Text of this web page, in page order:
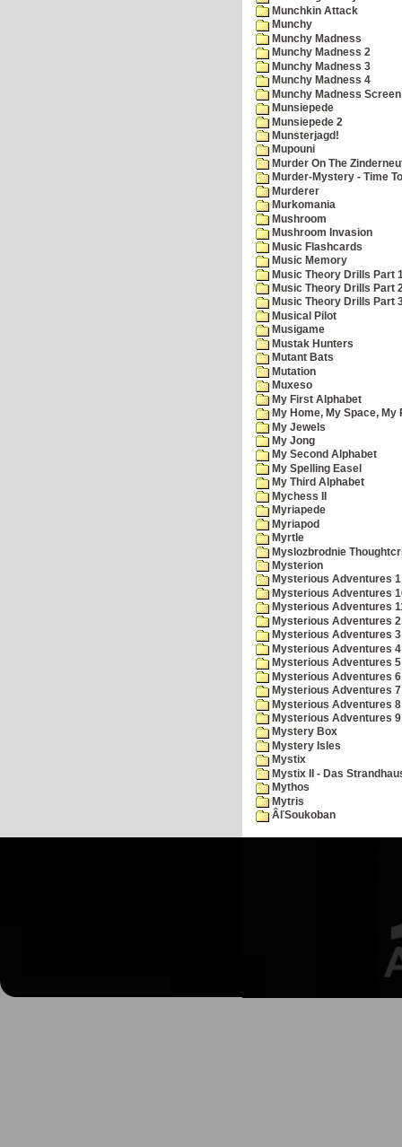
Munchkin Attack
Munchy
Munchy Madness
Munchy Madness 2
Munchy Madness 3
Munchy Madness 4
Munchy Madness
Munsiepede
Munsiepede 2
Munsterjagd!
Mupouni
Murder On The
Murder-Mystery - Time
Murderer
Murkomania
Mushroom
Mushroom Invasion
Music Flashcards
Music Memory
Music Theory Drills Part
Music Theory Drills Part
Music Theory Drills Part
Musical Pilot
Musigame
Mustak Hunters
Mutant Bats
Mutation
Muxeso
My First Alphabet
My Home, My Space, My
My Jewels
My Jong
My Second Alphabet
My Spelling Easel
My Third Alphabet
Mychess II
Myriapede
Myriapod
Myrtle
Myslozbrodnie
Mysterion
Mysterious Adventures
Mysterious Adventures
Mysterious Adventures
Mysterious Adventures
Mysterious Adventures
Mysterious Adventures
Mysterious Adventures
Mysterious Adventures
Mysterious Adventures
Mysterious Adventures
Mysterious Adventures
Mystery Box
Mystery Isles
Mystix
Mystix II - Das
Mythos
Mytris
ÂľSoukoban